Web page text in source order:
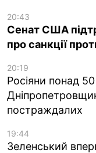
20:43
Сенат США
про санкції
20:19
Росіяни понад
постраждалих
19:44
Зеленський